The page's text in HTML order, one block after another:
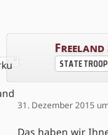
STATE
31. Dezember 2015
Das haben wir